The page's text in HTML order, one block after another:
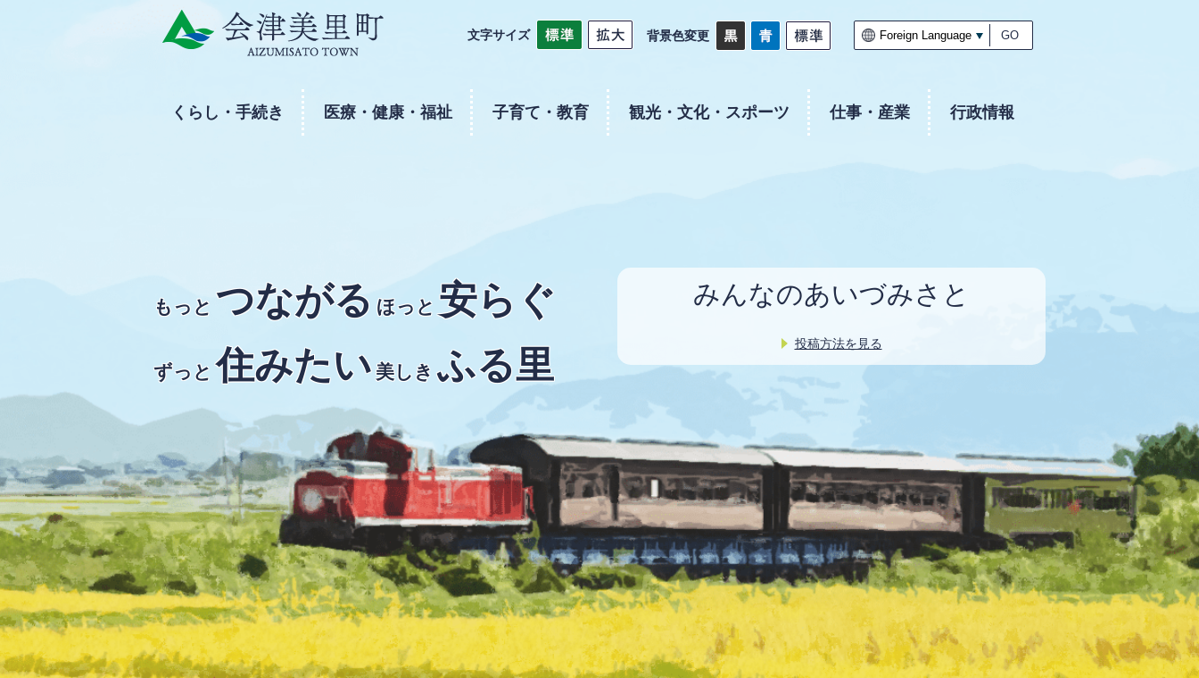
文字サイズ 背景色変更 GO
くらし・手続き 医療・健康・福祉 子育て・教育 観光・文化・スポーツ 仕事・産業 行政情報
もっと つながる ほっと 安らぐ
ずっと 住みたい美しき ふる里
みんなのあいづみさと
投稿方法を見る